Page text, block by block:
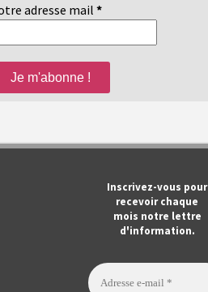
adresse mail*
Inscrivez-vous pour
recevoir chaque
mois notre lettre
d'information.